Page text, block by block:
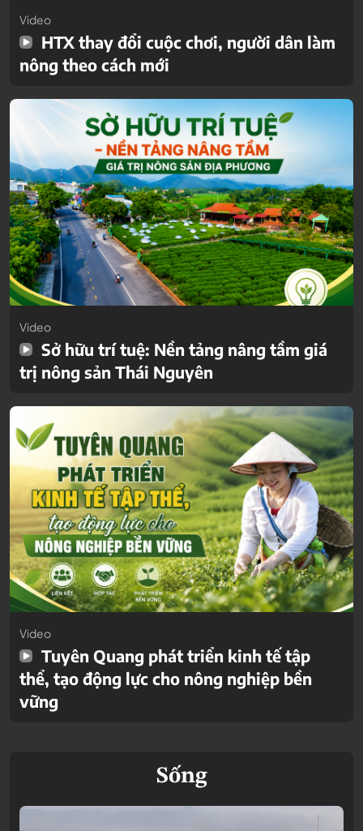
Video
HTX thay đổi cuộc chơi, người dân làm
nông theo cách mới
Video
Sở hữu trí tuệ: Nền tảng nâng tầm giá
trị nông sản Thái Nguyên
Video
Tuyên Quang phát triển kinh tế tập
thể, tạo động lực cho nông nghiệp bền
vững
Sống